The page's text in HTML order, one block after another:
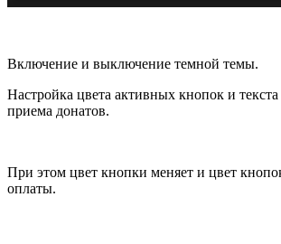
Включение и выключение темной темы.
Настройка цвета активных кнопок и
приема донатов.
При этом цвет кнопки меняет и цвет
оплаты.